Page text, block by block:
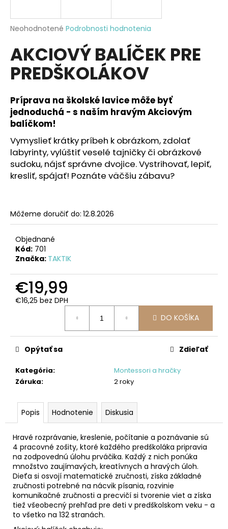
Priemerné
produktu
je
0,0
hviezdičiek.
Neohodnotené Podrobnosti hodnotenia
AKCIOVÝ BALÍČEK PRE
PREDŠKOLÁKOV
Príprava na školské lavice môže byť
jednoduchá - s naším hravým Akciovým
balíčkom!
Vymyslieť krátky príbeh k obrázkom, zdolať
labyrinty, vylúštiť veselé tajničky či obrázkové
sudoku, nájsť správne dvojice. Vystrihovať, lepiť,
kresliť, spájať! Poznáte väčšiu zábavu?
Môžeme doručiť do: 12.8.2026
Objednané
Kód: 701
Značka: TAKTIK
€19,99
€16,25 bez DPH
DO KOŠÍKA
Kategória:
Montessori a hračky
Záruka: 2 roky
Opýtať sa Zdieľať
Popis Hodnotenie Diskusia
Hravé rozprávanie, kreslenie, počítanie a poznávanie sú
4 pracovné zošity, ktoré každého predškoláka pripravia
na zodpovednú úlohu prváčika. Každý z nich ponúka
množstvo zaujímavých, kreatívnych a hravých úloh.
Dieťa si osvojí matematické zručnosti, získa základné
zručnosti potrebné na nácvik písania, rozvinie
komunikačné zručnosti a precvičí si tvorenie viet a získa
tiež všeobecný prehľad pre deti v predškolskom veku - a
to všetko na 132 stranách.
j
ť
?
HĽADAŤ
O
d
ú
a
m
e
MAGNETICKÁ
STAVEBNICA
DARK
SVIETIACA
TME-
16-
€36,99